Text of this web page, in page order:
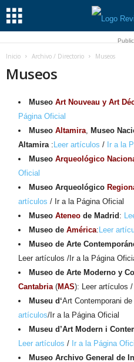
Inicio Archivo / Directorio Museos
Museos
Museo Art Nouveau y Art
Página Oficial
Museo Altamira, Museo
Altamira: Leer artículos / Ir a la
Museo Arqueológico
Oficial
Museo Arqueológico
artículos / Ir a la Página Oficial
Museo Ateneo de Madrid :
Museo de América: Leer
Museo de Arte
Leer artículos /Ir a la Página
Museo de Arte Moderno y
Cantabria(MAS): Leer artículos
Museu d‘Art Contemporani
artículos/Ir a la Página Oficial
Museu d’Art Modern i
Leer artículos / Ir a la Página
Museo Archivo General de